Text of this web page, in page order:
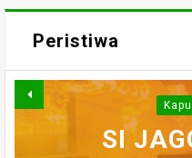
Peristiwa
WARGA
SI